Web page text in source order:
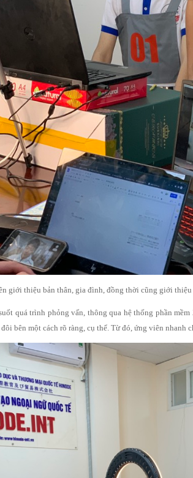
giới thiệu bản thân, gia đình, đồng thời cũng giới
quá trình phỏng vấn, thông qua hệ thống phần
bên một cách rõ ràng, cụ thể. Từ đó, ứng viên